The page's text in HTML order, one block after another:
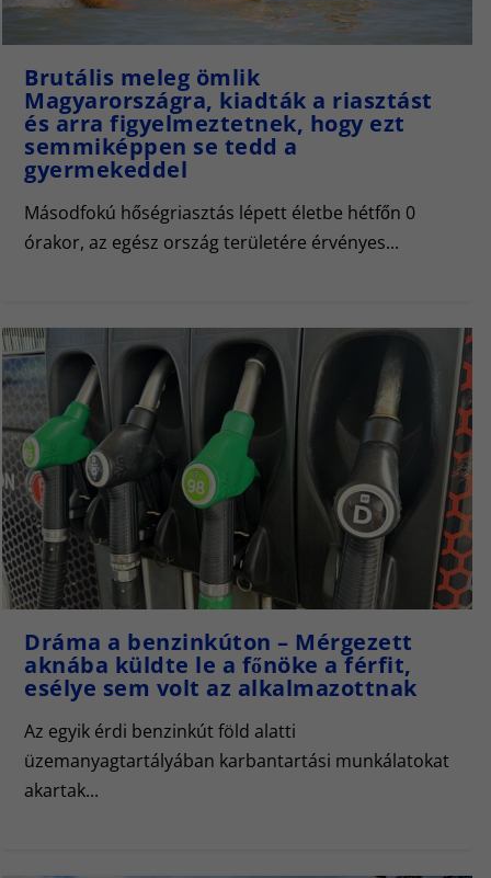
Brutális meleg ömlik
Magyarországra, kiadták a riasztást
és arra figyelmeztetnek, hogy ezt
semmiképpen se tedd a
gyermekeddel
Másodfokú hőségriasztás lépett életbe hétfőn 0
órakor, az egész ország területére érvényes...
Dráma a benzinkúton – Mérgezett
aknába küldte le a főnöke a férfit,
esélye sem volt az alkalmazottnak
Az egyik érdi benzinkút föld alatti
üzemanyagtartályában karbantartási munkálatokat
akartak...